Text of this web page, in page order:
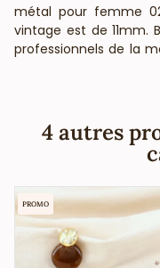
métal pour femme
vintage est de 11mm.
professionnels de la
ni cadmium et est
4 autres
PROMO